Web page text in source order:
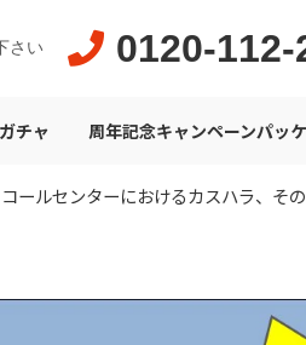
さい 0120-112-
チャ 周年記念キャンペーンパッ
コールセンターにおけるカスハラ、そ